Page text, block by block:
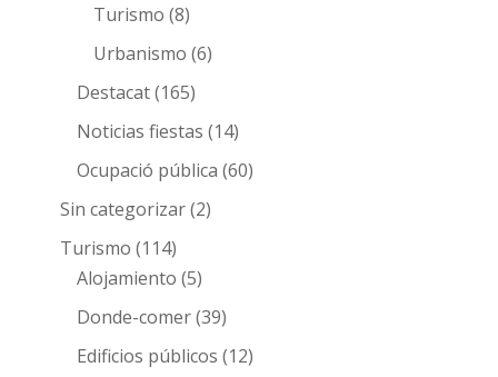
Turismo (8)
Urbanismo (6)
Destacat(165)
Noticias fiestas (14)
Ocupació pública (60)
Sin categorizar(2)
Turismo (114)
Alojamiento (5)
Donde-comer(39)
Edificios públicos (12)